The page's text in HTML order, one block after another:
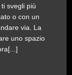
svegli più
o con un
via. La
uno spazio